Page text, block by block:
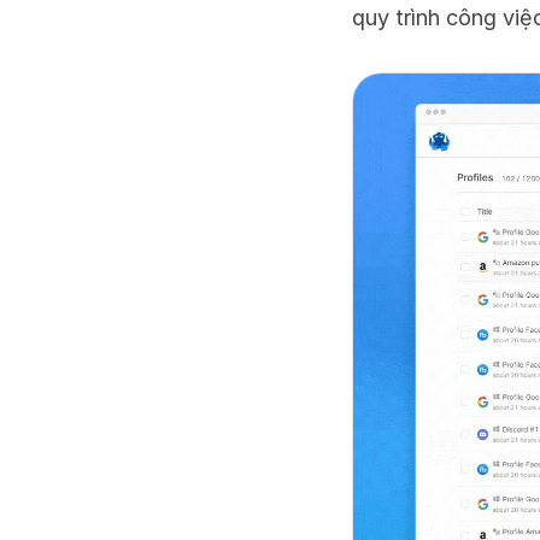
quy trình công